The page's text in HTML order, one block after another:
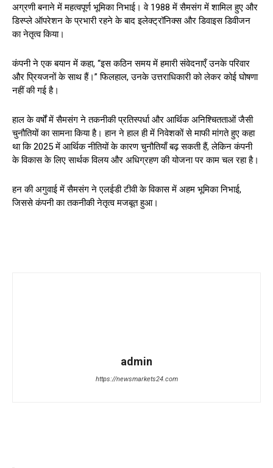
अग्रणी बनाने में महत्वपूर्ण भूमिका निभाई। वे 1988 में सैमसंग में शामिल हुए और
डिस्प्ले ऑपरेशन के प्रभारी रहने के बाद इलेक्ट्रॉनिक्स और डिवाइस डिवीजन
का नेतृत्व किया।
कंपनी ने एक बयान में कहा, “इस कठिन समय में हमारी संवेदनाएँ उनके परिवार
और प्रियजनों के साथ हैं।” फिलहाल, उनके उत्तराधिकारी को लेकर कोई घोषणा
नहीं की गई है।
हाल के वर्षों में सैमसंग ने तकनीकी प्रतिस्पर्धा और आर्थिक अनिश्चितताओं जैसी
चुनौतियों का सामना किया है। हान ने हाल ही में निवेशकों से माफी मांगते हुए कहा
था कि 2025 में आर्थिक नीतियों के कारण चुनौतियाँ बढ़ सकती हैं, लेकिन कंपनी
के विकास के लिए सार्थक विलय और अधिग्रहण की योजना पर काम चल रहा है।
हन की अगुवाई में सैमसंग ने एलईडी टीवी के विकास में अहम भूमिका निभाई,
जिससे कंपनी का तकनीकी नेतृत्व मजबूत हुआ।
admin
https://newsmarkets24.com